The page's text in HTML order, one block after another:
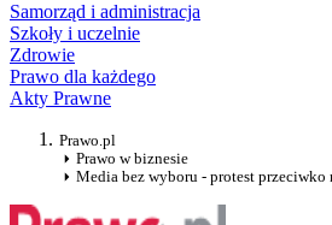
Samorząd i administracja
Szkoły i uczelnie
Zdrowie
Prawo dla każdego
Akty Prawne
Prawo.pl
Prawo w biznesie
Media bez wyboru - protest